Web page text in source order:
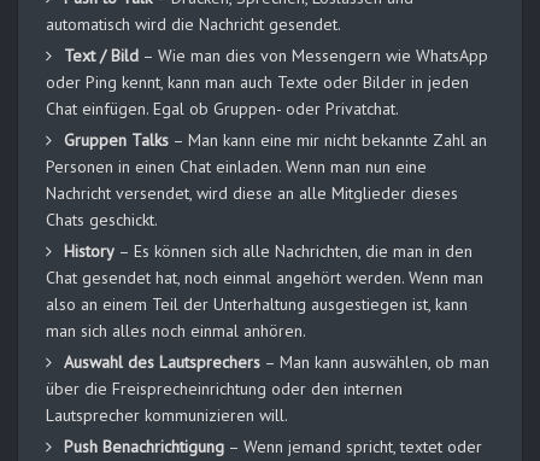
automatisch wird die Nachricht gesendet.
Text / Bild – Wie man dies von Messengern wie WhatsApp
oder Ping kennt, kann man auch Texte oder Bilder in jeden
Chat einfügen. Egal ob Gruppen- oder Privatchat.
Gruppen Talks – Man kann eine mir nicht bekannte Zahl an
Personen in einen Chat einladen. Wenn man nun eine
Nachricht versendet, wird diese an alle Mitglieder dieses
Chats geschickt.
History – Es können sich alle Nachrichten, die man in den
Chat gesendet hat, noch einmal angehört werden. Wenn man
also an einem Teil der Unterhaltung ausgestiegen ist, kann
man sich alles noch einmal anhören.
Auswahl des Lautsprechers – Man kann auswählen, ob man
über die Freisprecheinrichtung oder den internen
Lautsprecher kommunizieren will.
Push Benachrichtigung – Wenn jemand spricht, textet oder